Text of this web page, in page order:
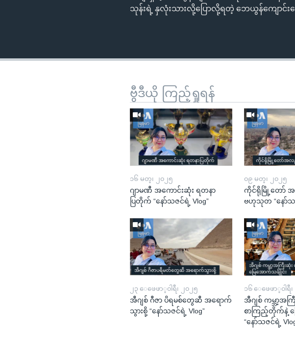
သုန်းရဲ့ နှလုံးသားလို့ပြောလို့ရတဲ့ ဘေယွန်ကျောင်း
ဗွီဒီယို ကြည့်ရှုရန်
၁၆ မတ္၊ ၂၀၂၅
ဂျာမဏီ အကောင်းဆုံး ရတနာ
ပြတိုက် “နော်သဇင်ရဲ့ Vlog”
၀၉ မတ္၊ ၂၀၂၅
ကိုင်ရိုမြို့တော်
ဗဟုသုတ “နော်သ
၂၃ ေဖေဖာ္၀ါရီ၊ ၂၀၂၅
အီဂျစ် ဂီဇာ ပိရမစ်တွေဆီ အရောက်
သွားစို့ “နော်သဇင်ရဲ့ Vlog”
၁၆ ေဖေဖာ္၀ါရီ၊
အီဂျစ် ကမ္ဘာ့အက
စာကြည့်တိုက်နဲ့ မ
“နော်သဇင်ရဲ့